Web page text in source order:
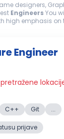
designers,
EngineersYou
high emphasis on
Engineer
C++ Git ...
prijave